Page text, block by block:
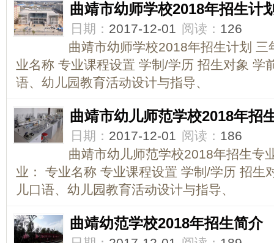
曲靖市幼师学校2018年招生计
日期： 2017-12-01 阅读： 126
曲靖市幼师学校2018年招生计划
业名称 专业课程设置 学制/学历 招生对象 学
语、幼儿园教育活动设计与指导、
曲靖市幼儿师范学校2018年招
日期： 2017-12-01 阅读： 186
曲靖市幼儿师范学校2018年招生专
业： 专业名称 专业课程设置 学制/学历 招生
儿口语、幼儿园教育活动设计与指导、
曲靖幼范学校2018年招生简介